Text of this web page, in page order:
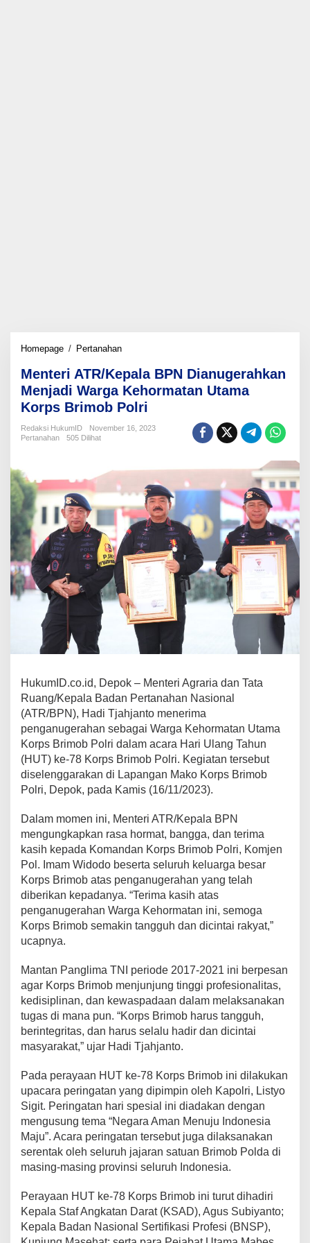
Homepage / PertanahanMenteri
BPN
Dianugerahkan
Menjadi
Warga
Kehormatan
Utama
Polri
Menteri ATR/Kepala BPN Dianugerahkan
Menjadi Warga Kehormatan Utama
Korps Brimob Polri
Redaksi HukumID
November 16, 2023
Pertanahan
505 Dilihat
HukumID.co.id, Depok – Menteri Agraria dan Tata
Ruang/Kepala Badan Pertanahan Nasional
(ATR/BPN), Hadi Tjahjanto menerima
penganugerahan sebagai Warga Kehormatan Utama
Korps Brimob Polri dalam acara Hari Ulang Tahun
(HUT) ke-78 Korps Brimob Polri. Kegiatan tersebut
diselenggarakan di Lapangan Mako Korps Brimob
Polri, Depok, pada Kamis (16/11/2023).
Dalam momen ini, Menteri ATR/Kepala BPN
mengungkapkan rasa hormat, bangga, dan terima
kasih kepada Komandan Korps Brimob Polri, Komjen
Pol. Imam Widodo beserta seluruh keluarga besar
Korps Brimob atas penganugerahan yang telah
diberikan kepadanya. “Terima kasih atas
penganugerahan Warga Kehormatan ini, semoga
Korps Brimob semakin tangguh dan dicintai rakyat,”
ucapnya.
Mantan Panglima TNI periode 2017-2021 ini berpesan
agar Korps Brimob menjunjung tinggi profesionalitas,
kedisiplinan, dan kewaspadaan dalam melaksanakan
tugas di mana pun. “Korps Brimob harus tangguh,
berintegritas, dan harus selalu hadir dan dicintai
masyarakat,” ujar Hadi Tjahjanto.
Pada perayaan HUT ke-78 Korps Brimob ini dilakukan
upacara peringatan yang dipimpin oleh Kapolri, Listyo
Sigit. Peringatan hari spesial ini diadakan dengan
mengusung tema “Negara Aman Menuju Indonesia
Maju”. Acara peringatan tersebut juga dilaksanakan
serentak oleh seluruh jajaran satuan Brimob Polda di
masing-masing provinsi seluruh Indonesia.
Perayaan HUT ke-78 Korps Brimob ini turut dihadiri
Kepala Staf Angkatan Darat (KSAD), Agus Subiyanto;
Kepala Badan Nasional Sertifikasi Profesi (BNSP),